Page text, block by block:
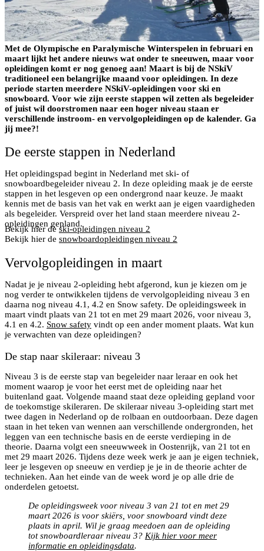
Met de Olympische en Paralymische Winterspelen in februari en
maart lijkt het andere nieuws wat onder te sneeuwen, maar voor
opleidingen komt er nog genoeg aan! Maart is bij de NSkiV
traditioneel een belangrijke maand voor opleidingen. In deze
periode starten meerdere NSkiV-opleidingen voor ski en
snowboard. Voor wie zijn eerste stappen wil zetten als begeleider
of juist wil doorstromen naar een hoger niveau staan er
verschillende instroom- en vervolgopleidingen op de kalender. Ga
jij mee?!
De eerste stappen in Nederland
Het opleidingspad begint in Nederland met ski- of
snowboardbegeleider niveau 2. In deze opleiding maak je de eerste
stappen in het lesgeven op een ondergrond naar keuze. Je maakt
kennis met de basis van het vak en werkt aan je eigen vaardigheden
als begeleider. Verspreid over het land staan meerdere niveau 2-
opleidingen gepland.
Bekijk hier deski-opleidingen niveau 2
Bekijk hier de snowboardopleidingen niveau 2
Vervolgopleidingen in maart
Nadat je je niveau 2-opleiding hebt afgerond, kun je kiezen om je
nog verder te ontwikkelen tijdens de vervolgopleiding niveau 3 en
daarna nog niveau 4.1, 4.2 en Snow safety. De opleidingsweek in
maart vindt plaats van 21 tot en met 29 maart 2026, voor niveau 3,
4.1 en 4.2. Snow safety vindt op een ander moment plaats. Wat kun
je verwachten van deze opleidingen?
De stap naar skileraar: niveau 3
Niveau 3 is de eerste stap van begeleider naar leraar en ook het
moment waarop je voor het eerst met de opleiding naar het
buitenland gaat. Volgende maand staat deze opleiding gepland voor
de toekomstige skileraren. De skileraar niveau 3-opleiding start met
twee dagen in Nederland op de rolbaan en outdoorbaan. Deze dagen
staan in het teken van wennen aan verschillende ondergronden, het
leggen van een technische basis en de eerste verdieping in de
theorie. Daarna volgt een sneeuwweek in Oostenrijk, van 21 tot en
met 29 maart 2026. Tijdens deze week werk je aan je eigen techniek,
leer je lesgeven op sneeuw en verdiep je je in de theorie achter de
technieken. Aan het einde van de week word je op alle drie de
onderdelen getoetst.
De opleidingsweek voor niveau 3 van 21 tot en met 29
maart 2026 is voor skiërs, voor snowboard vindt deze
plaats in april. Wil je graag meedoen aan de opleiding
tot snowboardleraar niveau 3? Kijk hier voor meer
informatie en opleidingsdata.